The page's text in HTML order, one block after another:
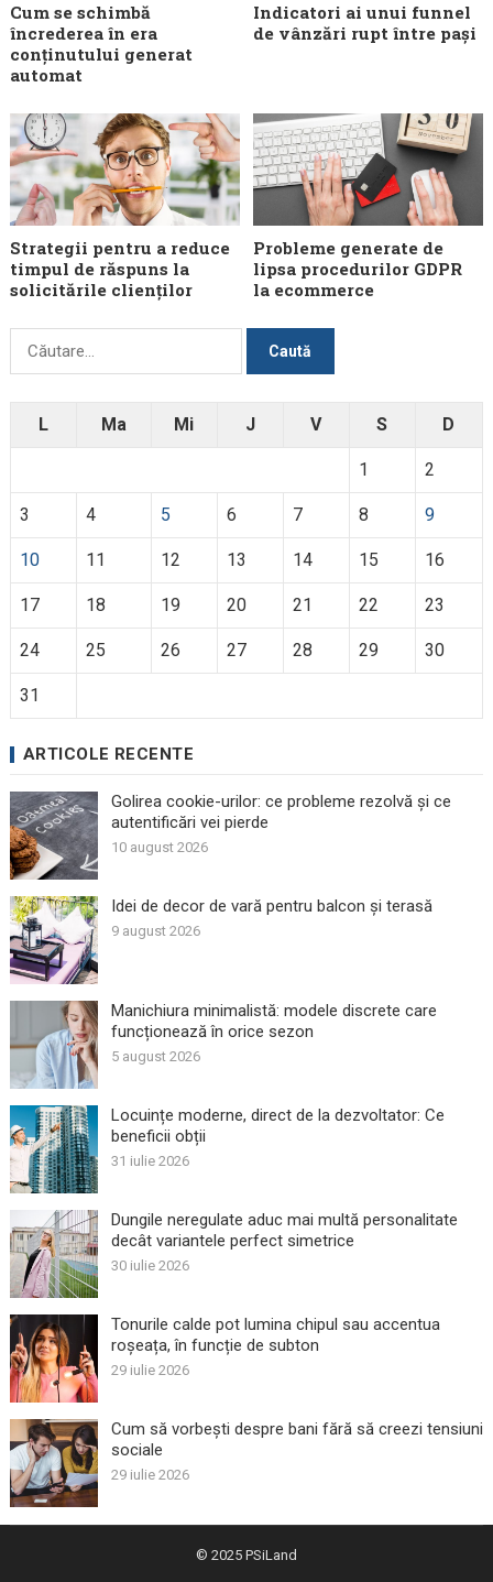
Cum se schimbă
încrederea în era
conținutului generat
automat
Indicatori ai unui funnel
de vânzări rupt între pași
Strategii pentru a reduce
timpul de răspuns la
solicitările clienților
Probleme generate de
lipsa procedurilor GDPR
la ecommerce
L Ma Mi J V S D
1 2
3 4 5 6 7 8 9
10 11 12 13 14 15 16
17 18 19 20 21 22 23
24 25 26 27 28 29 30
31
ARTICOLE RECENTE
Golirea cookie-urilor: ce probleme rezolvă și ce
autentificări vei pierde
10 august 2026
Idei de decor de vară pentru balcon și terasă
9 august 2026
Manichiura minimalistă: modele discrete care
funcționează în orice sezon
5 august 2026
Locuințe moderne, direct de la dezvoltator: Ce
beneficii obții
31 iulie 2026
Dungile neregulate aduc mai multă personalitate
decât variantele perfect simetrice
30 iulie 2026
Tonurile calde pot lumina chipul sau accentua
roșeața, în funcție de subton
29 iulie 2026
Cum să vorbești despre bani fără să creezi tensiuni
sociale
29 iulie 2026
© 2025 PSiLand